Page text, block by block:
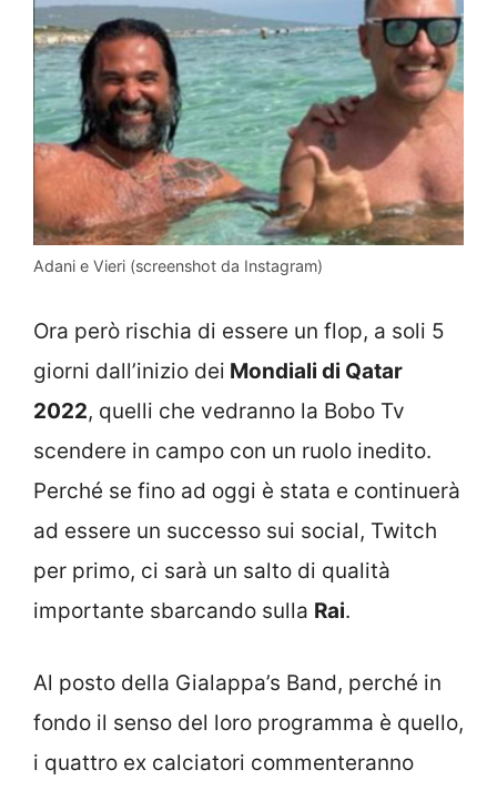
Adani e Vieri (screenshot da Instagram)
Ora però rischia di essere un flop, a soli 5
giorni dall’inizio dei Mondiali di Qatar
2022, quelli che vedranno la Bobo Tv
scendere in campo con un ruolo inedito.
Perché se fino ad oggi è stata e continuerà
ad essere un successo sui social, Twitch
per primo, ci sarà un salto di qualità
importante sbarcando sulla Rai.
Al posto della Gialappa’s Band, perché in
fondo il senso del loro programma è quello,
i quattro ex calciatori commenteranno